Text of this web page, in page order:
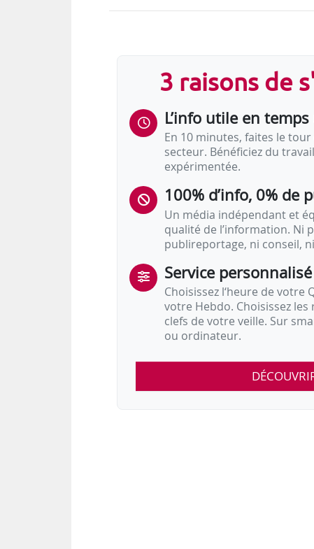
3 raisons de
L’info utile en
En 10 minutes, faites le tour
secteur. Bénéficiez du
expérimentée.
100% d’info, 0% de
Un média indépendant et
qualité de l’information. Ni
publireportage, ni conseil,
Service personnalisé
Choisissez l‘heure de votre
votre Hebdo. Choisissez
clefs de votre veille. Sur
ou ordinateur.